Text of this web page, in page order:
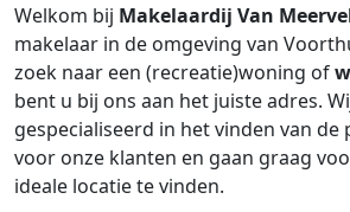
Welkom bij Makelaardij Van
makelaar in de omgeving van
zoek naar een (recreatie)woning of
bent u bij ons aan het juiste adres.
gespecialiseerd in het vinden van
voor onze klanten en gaan graag
ideale locatie te vinden.